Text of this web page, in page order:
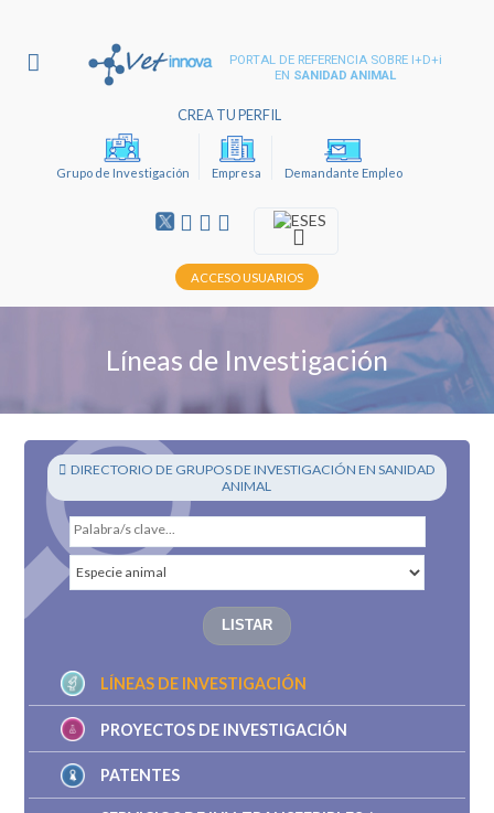
PORTAL DE REFERENCIA SOBRE I+D+i
EN SANIDAD ANIMAL
CREA TU PERFIL
Grupo de Investigación Empresa Demandante Empleo
ES
ACCESO USUARIOS
Líneas de Investigación
DIRECTORIO DE GRUPOS DE INVESTIGACIÓN EN SANIDAD
ANIMAL
LÍNEAS DE INVESTIGACIÓN
PROYECTOS DE INVESTIGACIÓN
PATENTES